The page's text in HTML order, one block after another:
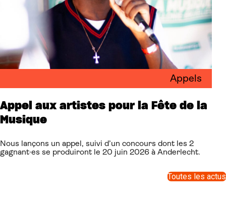
Appels
Appel aux artistes pour la Fête de la
Musique
Nous lançons un appel, suivi d’un concours dont les 2
gagnant·es se produiront le 20 juin 2026 à Anderlecht.
Toutes les actus